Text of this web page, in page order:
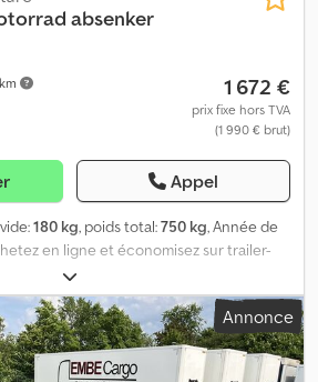
absenker
1 672 €
prix fixe hors TVA
(1 990 € brut)
Appel
180 kg, poids total:750 kg, Année de
en ligne et économisez sur trailer-
disponibles en ligne chez
facilement et à toute heure, 24h/24 et
même ou faites-le livrer. Le marché en
remorque propose des marques de
remorques en stock Plus de 130
Annonce